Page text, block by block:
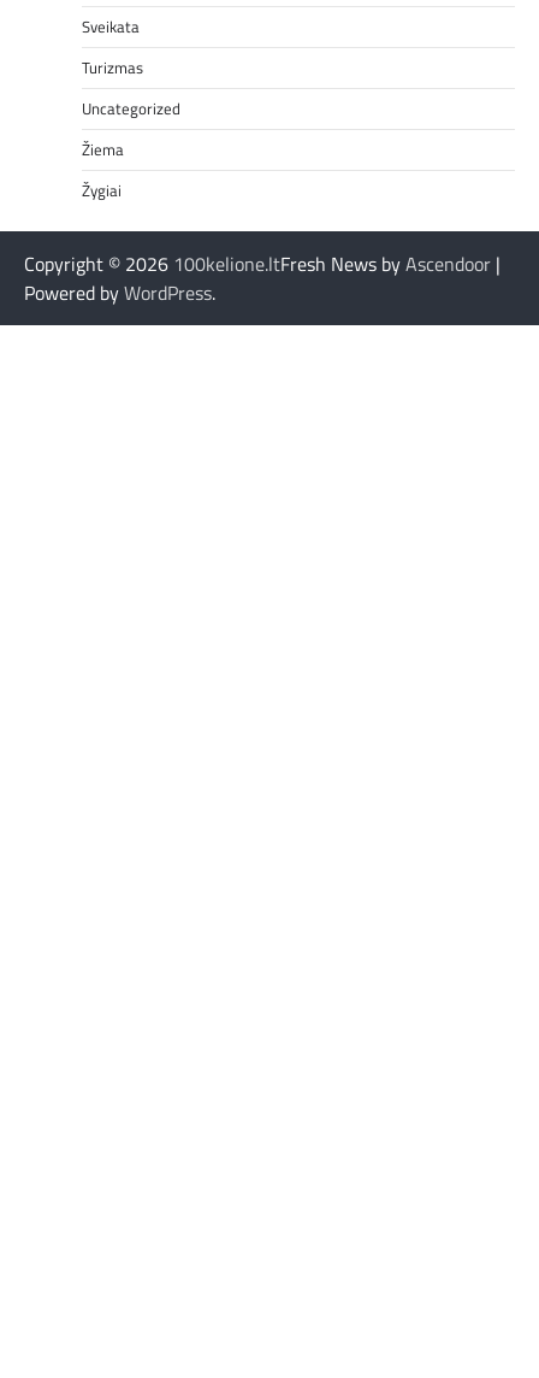
Sveikata
Turizmas
Uncategorized
Žiema
Žygiai
Copyright © 2026 100kelione.ltFresh News byAscendoor |
Powered byWordPress.